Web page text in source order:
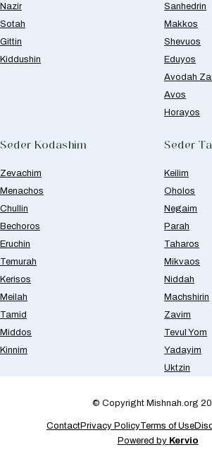
Nazir
Sotah
Gittin
Kiddushin
Sanhedrin
Makkos
Shevuos
Eduyos
Avodah
Avos
Horayos
Seder Kodashim
Zevachim
Menachos
Chullin
Bechoros
Eruchin
Temurah
Kerisos
Meilah
Tamid
Middos
Kinnim
Seder
Keilim
Oholos
Negaim
Parah
Taharos
Mikvaos
Niddah
Machshirin
Zavim
Tevul Yom
Yadayim
Uktzin
© Copyright Mishnah.org
ContactPrivacy PolicyTerms of Use
Powered by Kervio